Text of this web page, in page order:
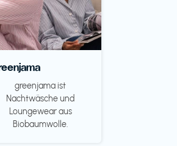
greenjama ist
Nachtwäsche und
Loungewear aus
Biobaumwolle.